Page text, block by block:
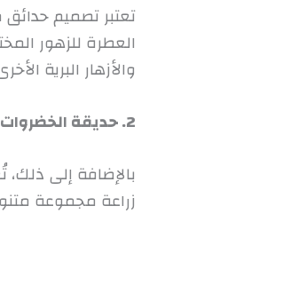
تعتبر تصميم حدائق
العطرة للزهور
والأزهار البرية
2. حديقة الخضروات والفواكه:
بالإضافة إلى
زراعة مجموعة